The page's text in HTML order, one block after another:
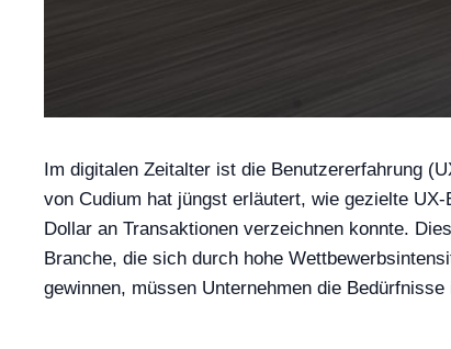
Im digitalen Zeitalter ist die Benutzererfahrung
von Cudium hat jüngst erläutert, wie gezielte
Dollar an Transaktionen verzeichnen konnte.
Branche, die sich durch hohe
gewinnen, müssen Unternehmen die